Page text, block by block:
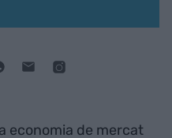
economia de mercat